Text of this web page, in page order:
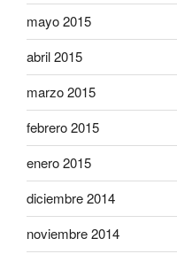
mayo 2015
abril 2015
marzo 2015
febrero 2015
enero 2015
diciembre 2014
noviembre 2014